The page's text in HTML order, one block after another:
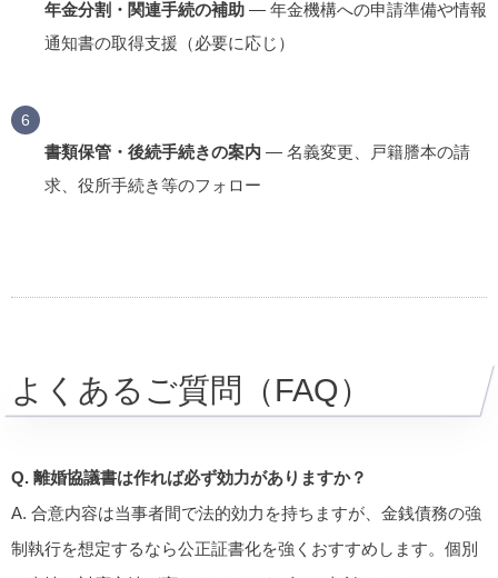
年金分割・関連手続の補助 — 年金機構への申請準備や情報
通知書の取得支援（必要に応じ）
書類保管・後続手続きの案内 — 名義変更、戸籍謄本の請
求、役所手続き等のフォロー
よくあるご質問（FAQ）
Q. 離婚協議書は作れば必ず効力がありますか？
A. 合意内容は当事者間で法的効力を持ちますが、金銭債務の強
制執行を想定するなら公正証書化を強くおすすめします。個別